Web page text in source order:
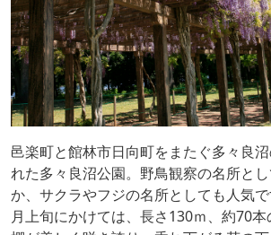
邑楽町と館林市日向町をまたぐ多々良
れた多々良沼公園。野鳥観察の名所と
か、サクラやフジの名所としても人気
月上旬にかけては、長さ130ｍ、約70